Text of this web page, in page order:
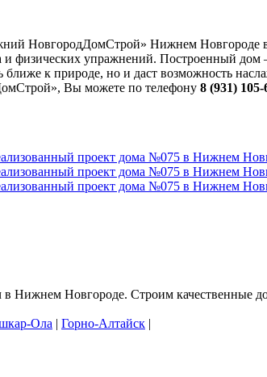
НовгородДомСтрой» Нижнем Новгороде в
и физических упражнений. Построенный
к природе, но и даст возможность
Вы можете по телефону 8 (931) 105-
Новгороде. Строим качественные
Ола | Горно-Алтайск |